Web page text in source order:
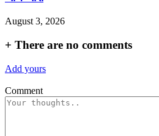
August 3, 2026
+ There are no comments
Add yours
Comment